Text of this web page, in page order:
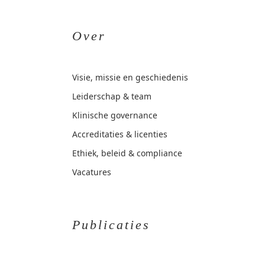
Over
Visie, missie en geschiedenis
Leiderschap & team
Klinische governance
Accreditaties & licenties
Ethiek, beleid & compliance
Vacatures
Publicaties